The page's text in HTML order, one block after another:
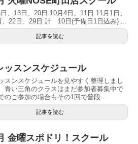
、13日、20日 10月4日、11日 11月1日、
、22日、29日 計 10日(予備日1日込み) ...
記事を読む
ッスンスケジュール
スンスケジュールを見やすく整理しまし
青い三角のクラスはまだ参加者募集中で
のご参加の場合もその1回で普段...
記事を読む
金曜スポドリ！スクール